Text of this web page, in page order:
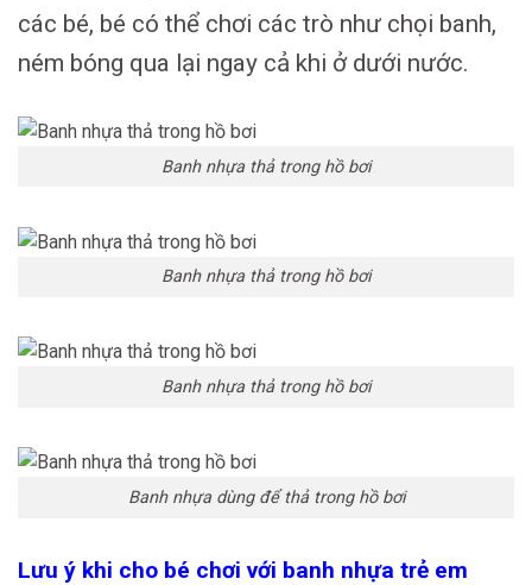
các bé, bé có thể chơi các trò như chọi banh,
ném bóng qua lại ngay cả khi ở dưới nước.
Banh nhựa thả trong hồ bơi
Banh nhựa thả trong hồ bơi
Banh nhựa thả trong hồ bơi
Banh nhựa dùng để thả trong hồ bơi
Lưu ý khi cho bé chơi với banh nhựa trẻ em